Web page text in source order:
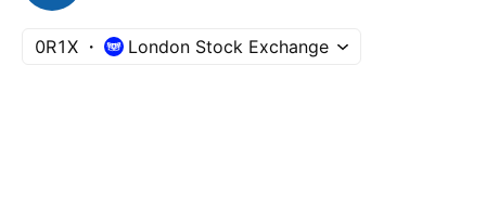
0R1X London Stock Exchange